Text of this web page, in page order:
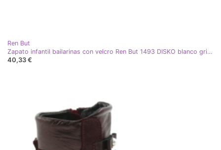
Ren But
Zapato infantil bailarinas con velcro Ren But 1493 DISKO blanco gris rosa
40,33 €